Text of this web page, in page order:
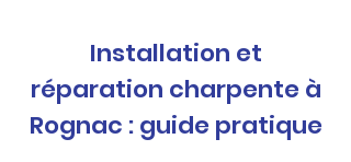
Installation et
réparation charpente à
Rognac : guide pratique